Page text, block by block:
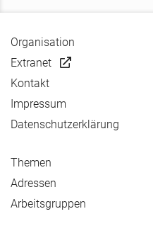
Organisation
Extranet
Kontakt
Impressum
Datenschutzerklärung
Themen
Adressen
Arbeitsgruppen